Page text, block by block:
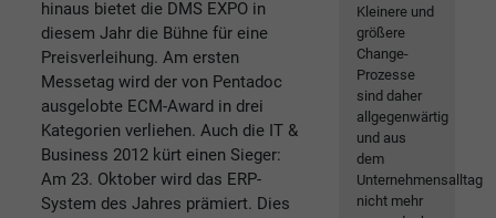
hinaus bietet die DMS EXPO in
diesem Jahr die Bühne für eine
Preisverleihung. Am ersten
Messetag wird der von Pentadoc
ausgelobte ECM-Award in drei
Kategorien verliehen. Auch die IT &
Business 2012 kürt einen Sieger:
Am 23. Oktober wird das ERP-
System des Jahres prämiert. Dies
Kleinere und
größere
Change-
Prozesse
sind daher
allgegenwärtig
und aus
dem
Unternehmensalltag
nicht mehr